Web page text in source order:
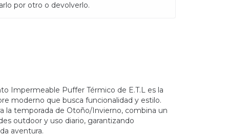
por otro o devolverlo.
Impermeable Puffer Térmico de E.T.L es la
moderno que busca funcionalidad y estilo.
la temporada de Otoño/Invierno, combina un
outdoor y uso diario, garantizando
aventura.